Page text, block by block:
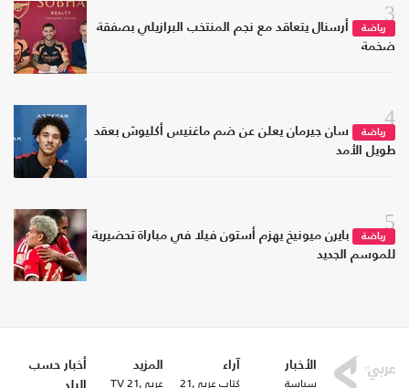
3
رياضة
أرسنال يتعاقد مع نجم المنتخب البرازيلي بصفقة
ضخمة
4
رياضة
سان جيرمان يعلن عن ضم ماغنيس أكليوش بعقد
طويل الأمد
5
رياضة
بايرن ميونيخ يهزم أستون فيلا في مباراة تحضيرية
للموسم الجديد
الأخبار
سياسة
آراء
كتاب عربي21
المزيد
عربي21 TV
أخبار حسب
البلد